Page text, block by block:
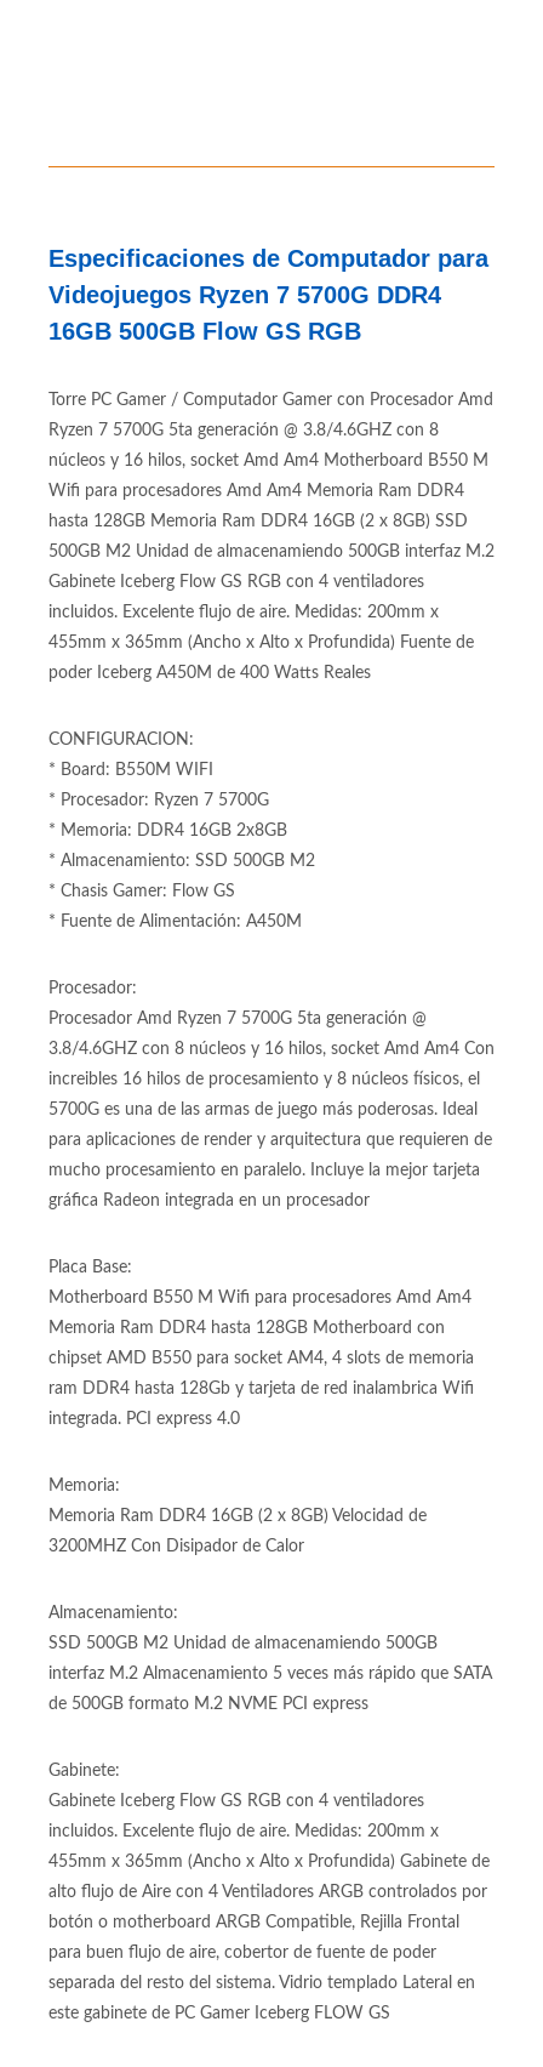
Videojuegos Ryzen 7 5700G DDR4
16GB 500GB Flow GS RGB
Torre PC Gamer / Computador Gamer con Procesador Amd
Ryzen 7 5700G 5ta generación @ 3.8/4.6GHZ con 8
núcleos y 16 hilos, socket Amd Am4 Motherboard B550 M
Wifi para procesadores Amd Am4 Memoria Ram DDR4
hasta 128GB Memoria Ram DDR4 16GB (2 x 8GB) SSD
500GB M2 Unidad de almacenamiendo 500GB interfaz M.2
Gabinete Iceberg Flow GS RGB con 4 ventiladores
455mm x 365mm (Ancho x Alto x Profundida) Fuente de
poder Iceberg A450M de 400 Watts Reales
CONFIGURACION:
* Board: B550M WIFI
* Procesador: Ryzen 7 5700G
* Memoria: DDR4 16GB 2x8GB
* Chasis Gamer: Flow GS
* Fuente de Alimentación: A450M
Procesador:
Procesador Amd Ryzen 7 5700G 5ta generación @
3.8/4.6GHZ con 8 núcleos y 16 hilos, socket Amd Am4 Con
increibles 16 hilos de procesamiento y 8 núcleos físicos, el
5700G es una de las armas de juego más poderosas. Ideal
mucho procesamiento en paralelo. Incluye la mejor tarjeta
gráfica Radeon integrada en un procesador
Placa Base:
Motherboard B550 M Wifi para procesadores Amd Am4
Memoria Ram DDR4 hasta 128GB Motherboard con
ram DDR4 hasta 128Gb y tarjeta de red inalambrica Wifi
integrada. PCI express 4.0
Memoria Ram DDR4 16GB (2 x 8GB) Velocidad de
3200MHZ Con Disipador de Calor
Almacenamiento:
interfaz M.2 Almacenamiento 5 veces más rápido que SATA
de 500GB formato M.2 NVME PCI express
Gabinete:
Gabinete Iceberg Flow GS RGB con 4 ventiladores
incluidos. Excelente flujo de aire. Medidas: 200mm x
455mm x 365mm (Ancho x Alto x Profundida) Gabinete de
alto flujo de Aire con 4 Ventiladores ARGB controlados por
botón o motherboard ARGB Compatible, Rejilla Frontal